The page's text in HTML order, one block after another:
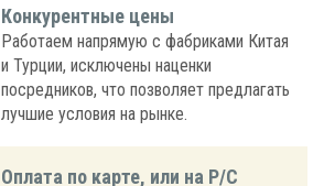
Конкурентные цены
Работаем напрямую с фабриками Китая
и Турции, исключены наценки
посредников, что позволяет предлагать
лучшие условия на рынке.
Оплата по карте, или на Р/С